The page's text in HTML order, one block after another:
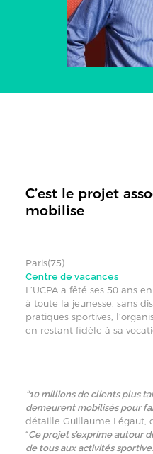
C’est le projet
mobilise
Paris(75)
Centre de vacances
L’UCPA a fêté ses 50 ans
à toute la jeunesse, sans
pratiques sportives,
en restant fidèle à sa
“10 millions de clients plus
demeurent mobilisés pour
détaille Guillaume Légaut,
“Ce projet s’exprime autour
de tous aux activités